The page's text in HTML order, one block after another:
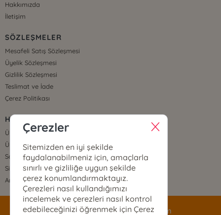
Hakkımızda
İletişim
SÖZLEŞMELER
Mesafeli Satış Sözleşmesi
Üyelik Sözleşmesi
Gizlilik Sözleşmesi
Teslimat ve İade
Çerez Politikası
HIZLI ERİŞİM
Üye Ol
Üye Giriş
Sepetim
Sipariş Takip
Anasayfa
siparis@mecazyayinlari.com
Çerezler
Sitemizden en iyi şekilde
faydalanabilmeniz için, amaçlarla
sınırlı ve gizliliğe uygun şekilde
çerez konumlandırmaktayız.
Çerezleri nasıl kullandığımızı
incelemek ve çerezleri nasıl kontrol
edebileceğinizi öğrenmek için Çerez